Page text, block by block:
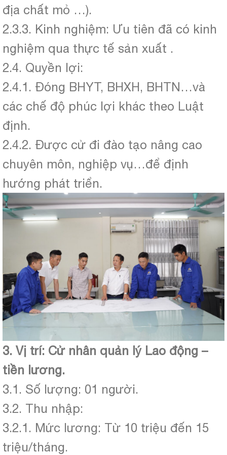
địa chất mỏ …).
2.3.3. Kinh nghiệm: Ưu tiên đã có kinh
nghiệm qua thực tế sản xuất .
2.4. Quyền lợi:
2.4.1. Đóng BHYT, BHXH, BHTN…và
các chế độ phúc lợi khác theo Luật
định.
2.4.2. Được cử đi đào tạo nâng cao
chuyên môn, nghiệp vụ…để định
hướng phát triển.
3. Vị trí: Cử nhân quản lý Lao động –
tiền lương.
3.1. Số lượng: 01 người.
3.2. Thu nhập:
3.2.1. Mức lương: Từ 10 triệu đến 15
triệu/tháng.